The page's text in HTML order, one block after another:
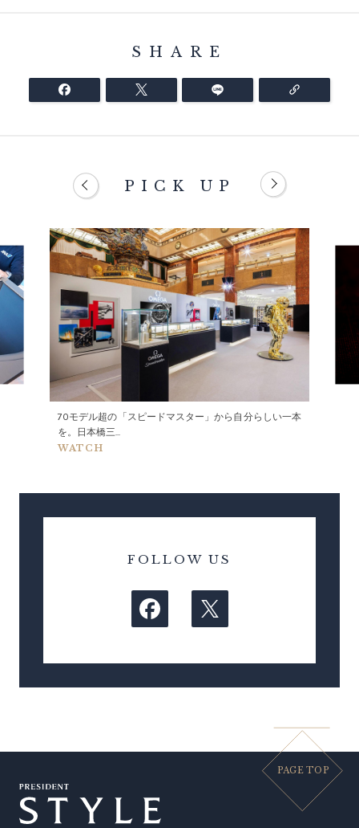
SHARE
PICK UP
70モデル超の「スピードマスター」から自分らしい一本
を。日本橋三...
WATCH
FOLLOW US
PAGE TOP